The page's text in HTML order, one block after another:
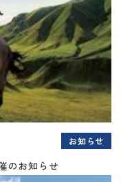
お知らせ
のお知らせ